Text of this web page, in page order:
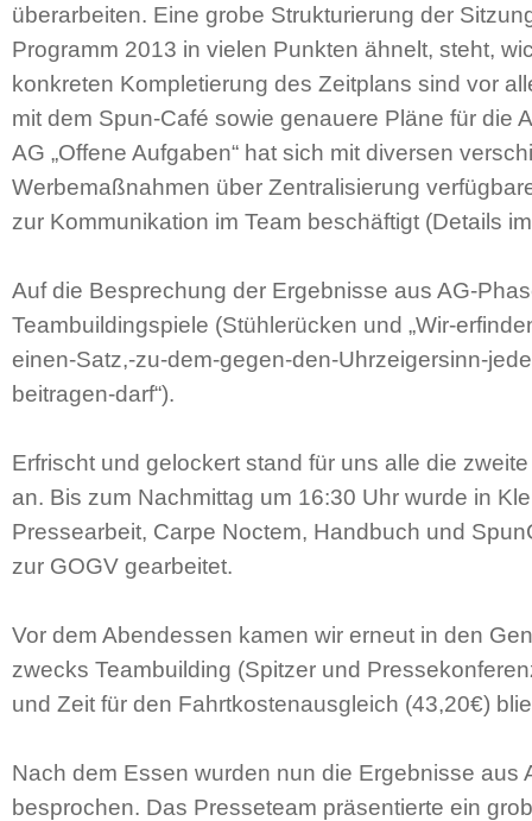
überarbeiten. Eine grobe Strukturierung der
Programm 2013 in vielen Punkten ähnelt, steht,
konkreten Kompletierung des Zeitplans sind vor
mit dem Spun-Café sowie genauere Pläne für die
AG „Offene Aufgaben“ hat sich mit diversen
Werbemaßnahmen über Zentralisierung
zur Kommunikation im Team beschäftigt (Details
Auf die Besprechung der Ergebnisse aus AG-
Teambuildingspiele (Stühlerücken und „Wir-
einen-Satz,-zu-dem-gegen-den-Uhrzeigersinn-
beitragen-darf“).
Erfrischt und gelockert stand für uns alle die
an. Bis zum Nachmittag um 16:30 Uhr wurde in
Pressearbeit, Carpe Noctem, Handbuch und
zur GOGV gearbeitet.
Vor dem Abendessen kamen wir erneut in den
zwecks Teambuilding (Spitzer und
und Zeit für den Fahrtkostenausgleich (43,20€)
Nach dem Essen wurden nun die Ergebnisse aus
besprochen. Das Presseteam präsentierte ein